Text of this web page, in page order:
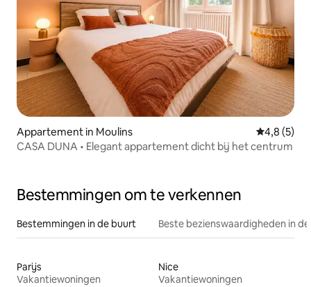
Appartement in Moulins
4,8 (5)
CASA DUNA • Elegant appartement dicht bij het centrum
Bestemmingen om te verkennen
Bestemmingen in de buurt Beste bezienswaardigheden in
Parijs
Vakantiewoningen
Nice
Vakantiewoningen